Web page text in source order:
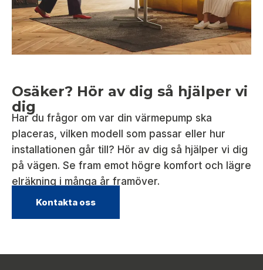
Osäker? Hör av dig så hjälper vi
dig
Har du frågor om var din värmepump ska
placeras, vilken modell som passar eller hur
installationen går till? Hör av dig så hjälper vi dig
på vägen. Se fram emot högre komfort och lägre
elräkning i många år framöver.
Kontakta oss